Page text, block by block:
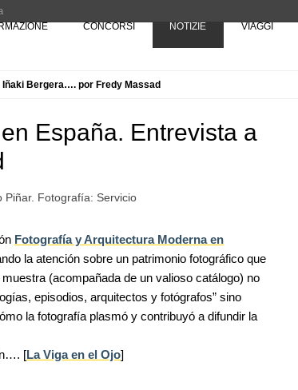
CONCORSI NOTIZIE VIAGGI
Bergera…. por Fredy Massad
España. Entrevista a
Piñar. Fotografía: Servicio
Fotografía y Arquitectura Moderna en
la atención sobre un patrimonio fotográfico que
(acompañada de un valioso catálogo) no
episodios, arquitectos y fotógrafos” sino
la fotografía plasmó y contribuyó a difundir la
[La Viga en el Ojo]
EVENTI
Osteria dell'Architetto a Marmomac con i
fondatori di EMBT, Park, CZA e
ELASTICOFarm
11
NOTIZIE
- Europa, Stati Uniti e Canada | 22 agosto > 30 settembre